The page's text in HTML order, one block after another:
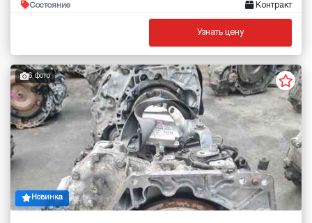
Состояние Контракт
Узнать цену
6 фото
Новинка